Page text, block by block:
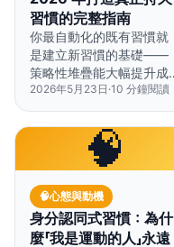
習慣的完整指南
你最自動化的既有習慣就
是建立新習慣的基礎——
策略性堆疊能大幅提升成
功率。
2026年5月23日 ·10 分鐘閱讀
🧠
🧠心態與動機
身分認同式習慣：為什
麼「我是運動的人」永遠